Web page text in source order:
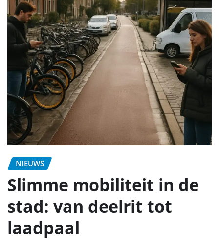
NIEUWS
Slimme mobiliteit in de
stad: van deelrit tot
laadpaal